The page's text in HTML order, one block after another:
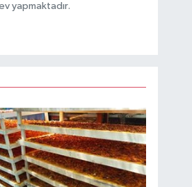
yapmaktadır.